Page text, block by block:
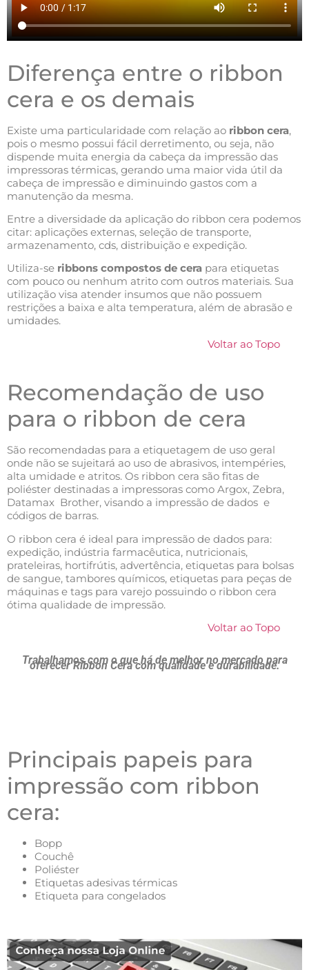
Diferença entre o ribbon
cera e os demais
Existe uma particularidade com relação ao ribbon cera,
pois o mesmo possui fácil derretimento, ou seja, não
dispende muita energia da cabeça da impressão das
impressoras térmicas, gerando uma maior vida útil da
cabeça de impressão e diminuindo gastos com a
manutenção da mesma.
Entre a diversidade da aplicação do ribbon cera podemos
citar: aplicações externas, seleção de transporte,
armazenamento, cds, distribuição e expedição.
Utiliza-se ribbons compostos de cera para etiquetas
com pouco ou nenhum atrito com outros materiais. Sua
utilização visa atender insumos que não possuem
restrições a baixa e alta temperatura, além de abrasão e
umidades.
Voltar ao Topo
Recomendação de uso
para o ribbon de cera
São recomendadas para a etiquetagem de uso geral
onde não se sujeitará ao uso de abrasivos, intempéries,
alta umidade e atritos. Os ribbon cera são fitas de
poliéster destinadas a impressoras como Argox, Zebra,
Datamax Brother, visando a impressão de dados e
códigos de barras.
O ribbon cera é ideal para impressão de dados para:
expedição, indústria farmacêutica, nutricionais,
prateleiras, hortifrútis, advertência, etiquetas para bolsas
de sangue, tambores químicos, etiquetas para peças de
máquinas e tags para varejo possuindo o ribbon cera
ótima qualidade de impressão.
Voltar ao Topo
Trabalhamos com o que há de melhor no mercado para
oferecer Ribbon Cera com qualidade e durabilidade.
Principais papeis para
impressão com ribbon
cera:
Bopp
Couchê
Poliéster
Etiquetas adesivas térmicas
Etiqueta para congelados